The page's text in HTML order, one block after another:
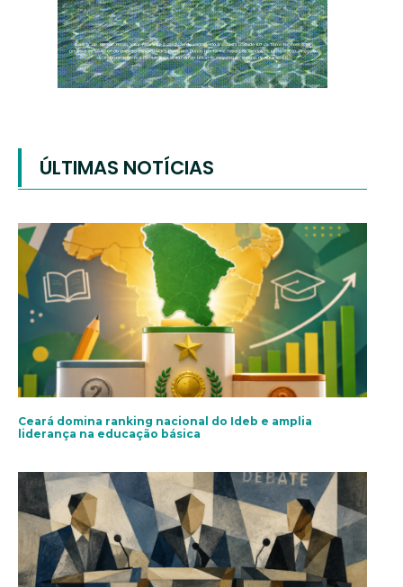
ÚLTIMAS NOTÍCIAS
Ceará domina ranking nacional do Ideb e amplia
liderança na educação básica